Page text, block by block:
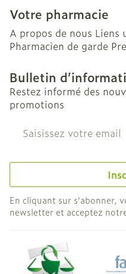
Votre pharmacie
A propos de nous Liens
Pharmacien de garde
Bulletin
Restez informé des
promotions
Adresse mail
En cliquant sur s'abonner,
newsletter et acceptez